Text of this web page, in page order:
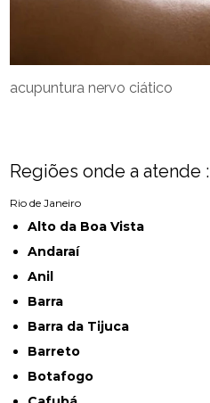
acupuntura nervo ciático
Regiões onde a atende :
Rio de Janeiro
Alto da Boa Vista
Andaraí
Anil
Barra
Barra da Tijuca
Barreto
Botafogo